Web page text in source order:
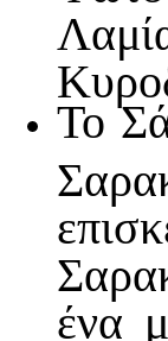
Το
ένα